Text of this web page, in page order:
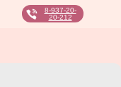
8-937-20-
20-212